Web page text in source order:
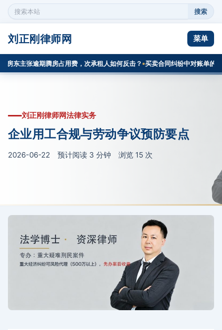
搜
索
本
站
内
容
搜索
刘正刚律师网 菜单
东主张逾期腾房占用费，次承租人如何反击？ 买卖合同纠纷中对账单的证
刘正刚律师网法律实务
企业用工合规与劳动争议预防要点
2026-06-22 预计阅读 3 分钟 浏览 15 次